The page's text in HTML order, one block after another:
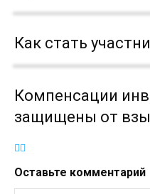
Как стать
Компенсации
защищены от
Оставьте комментарий